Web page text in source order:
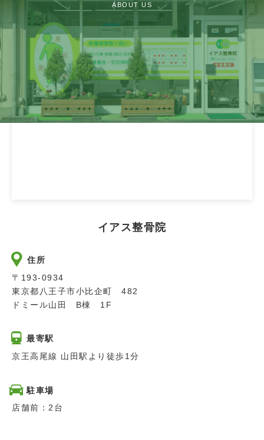
ABOUT US
イアス整骨院
住所
〒193-0934
東京都八王子市小比企町 482
ドミール山田 B棟 1F
最寄駅
京王高尾線 山田駅より徒歩1分
駐車場
店舗前：2台